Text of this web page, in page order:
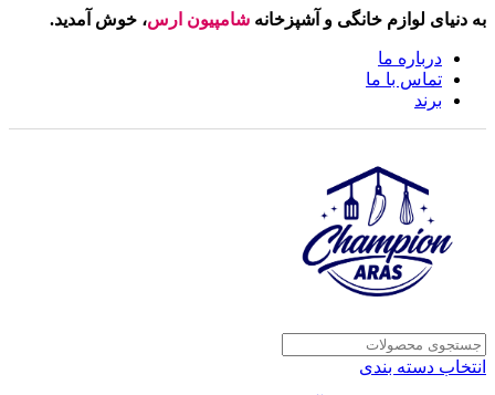
به دنیای لوازم خانگی و آشپزخانه شامپیون ارس، خوش آمدید.
درباره ما
تماس با ما
برند
انتخاب دسته بندی